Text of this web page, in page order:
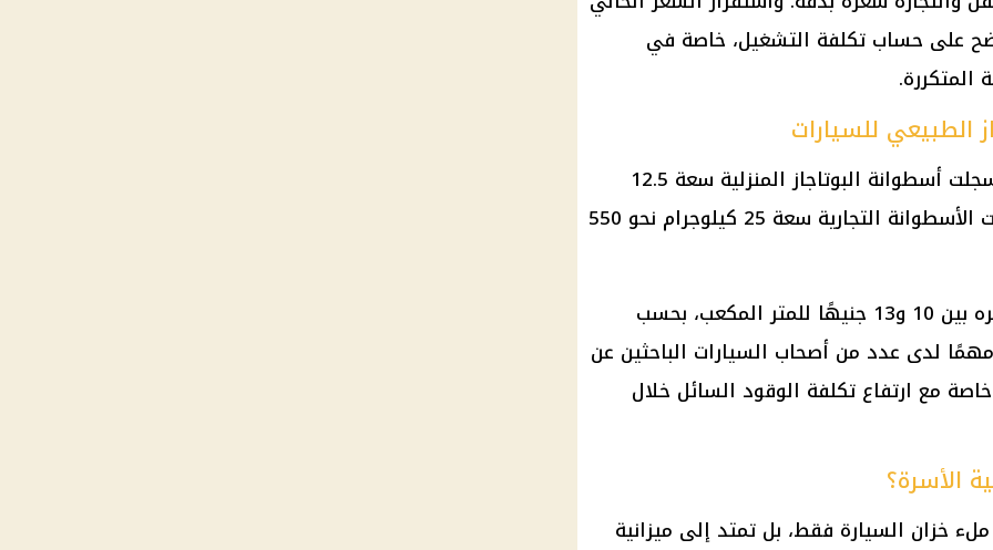
على حساب تكلفة التشغيل، خاصة في
المتكررة.
الطبيعي للسيارات
إلى جانب أسعار البنزين والسولار، سجلت أسطوانة البوتاجاز المنزلية سعة 12.5
كيلوجرام نحو 275 جنيهًا، بينما بلغت الأسطوانة التجارية سعة 25 كيلوجرام نحو 550
أما غاز تموين السيارات فتراوح سعره بين 10 و13 جنيهًا للمتر المكعب، بحسب
مهمًا لدى عدد من أصحاب السيارات الباحثين عن
مع ارتفاع تكلفة الوقود السائل خلال
الأسرة؟
خزان السيارة فقط، بل تمتد إلى ميزانية